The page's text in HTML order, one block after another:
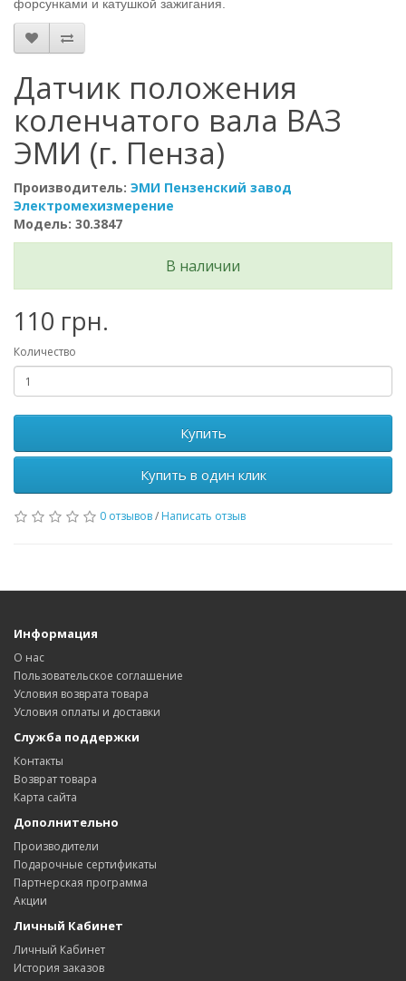
форсунками и катушкой зажигания.
Датчик положения
коленчатого вала ВАЗ
ЭМИ (г. Пенза)
Производитель: ЭМИ Пензенский завод
Электромехизмерение
Модель: 30.3847
В наличии
110 грн.
Количество
Купить
Купить в один клик
0 отзывов/ Написать отзыв
Информация
О нас
Пользовательское соглашение
Условия возврата товара
Условия оплаты и доставки
Служба поддержки
Контакты
Возврат товара
Карта сайта
Дополнительно
Производители
Подарочные сертификаты
Партнерская программа
Акции
Личный Кабинет
Личный Кабинет
История заказов